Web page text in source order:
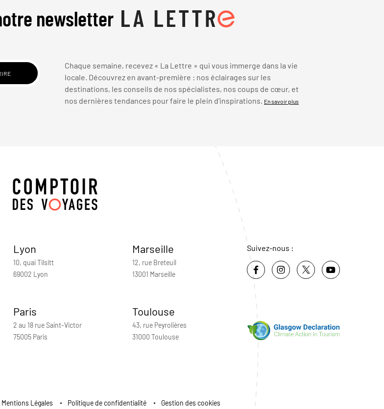
newsletter
Chaque semaine, recevez « La Lettre » qui vous immerge dans la vie
locale. Découvrez en avant-première : nos éclairages sur les
destinations, les conseils de nos spécialistes, nos coups de cœur, et
nos dernières tendances pour faire le plein d’inspirations. En savoir plus
Lyon
10, quai Tilsitt
69002 Lyon
Marseille
12, rue Breteuil
13001 Marseille
Paris
2 au 18 rue Saint-Victor
75005 Paris
Toulouse
43, rue Peyrolières
31000 Toulouse
Suivez-nous :
Mentions Légales Politique de confidentialité Gestion des cookies